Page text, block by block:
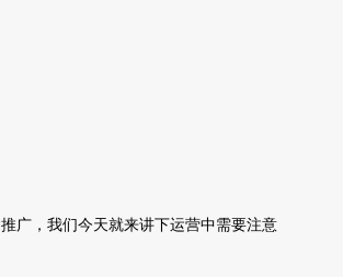
广，我们今天就来讲下运营中需要注意